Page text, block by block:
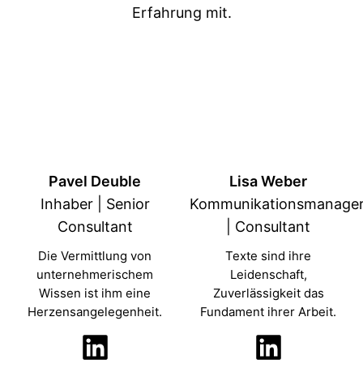
Erfahrung mit.
Pavel Deuble
Inhaber | Senior
Consultant
Die Vermittlung von
unternehmerischem
Wissen ist ihm eine
Herzensangelegenheit.
Lisa Weber
| Consultant
Texte sind ihre
Leidenschaft,
Zuverlässigkeit das
Fundament ihrer Arbeit.